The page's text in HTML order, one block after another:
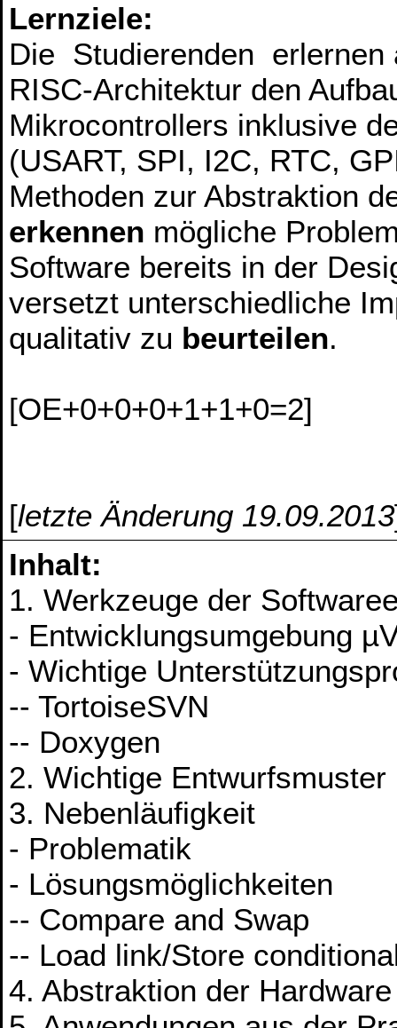
Lernziele:
Die Studierenden erlernen
RISC-Architektur den
Mikrocontrollers inklusive
(USART, SPI, I2C, RTC,
Methoden zur Abstraktion
erkennen mögliche
Software bereits in der
versetzt unterschiedliche
qualitativ zu beurteilen.
[OE+0+0+0+1+1+0=2]
[letzte Änderung 19.09.2013
Inhalt:
1. Werkzeuge der
- Entwicklungsumgebung
- Wichtige
-- TortoiseSVN
-- Doxygen
2. Wichtige Entwurfsmuster
3. Nebenläufigkeit
- Problematik
- Lösungsmöglichkeiten
-- Compare and Swap
-- Load link/Store
4. Abstraktion der